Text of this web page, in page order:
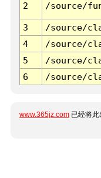
2 /source/
3 /source/
4
/source/
5
/source/
6
/source/
www.365jz.com 已经将